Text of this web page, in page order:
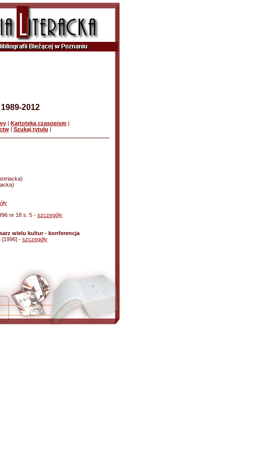
2012
| Kartoteka czasopism |
| Szukaj tytułu |
nr 18 s. 5 - szczegóły
wielu kultur - konferencja
[1996] - szczegóły